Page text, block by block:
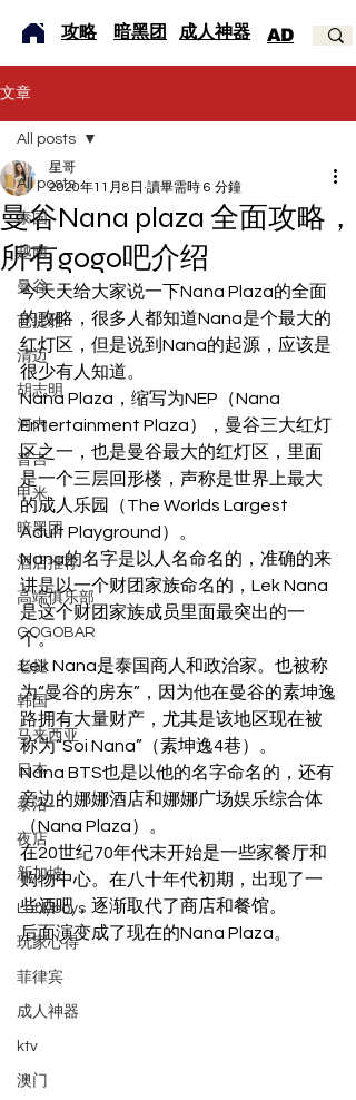
​攻略 暗黑团 成人神器 AD
文章
All posts
泰国
越南
曼谷
芭提雅
清迈
胡志明
河内
普吉
甲米
暗黑团
酒店推荐
高端俱乐部
GOGOBAR
老挝
韩国
马来西亚
日本
泰浴
夜店
新加坡
Ladyboys
玩家心得
菲律宾
成人神器
ktv
澳门
All posts
曼谷Nana plaza 全面攻略，
所有gogo吧介绍
星哥
2020年11月8日 讀畢需時 6 分鐘
今天天给大家说一下Nana Plaza的全面
的攻略，很多人都知道Nana是个最大的
红灯区，但是说到Nana的起源，应该是
很少有人知道。
Nana Plaza，缩写为NEP（Nana
Entertainment Plaza），曼谷三大红灯
区之一，也是曼谷最大的红灯区，里面
是一个三层回形楼，声称是世界上最大
的成人乐园（The Worlds Largest
Adult Playground）。
Nana的名字是以人名命名的，准确的来
讲是以一个财团家族命名的，Lek Nana
是这个财团家族成员里面最突出的一
个。
Lek Nana是泰国商人和政治家。也被称
为“曼谷的房东”，因为他在曼谷的素坤逸
路拥有大量财产，尤其是该地区现在被
称为“Soi Nana”（素坤逸4巷）。
Nana BTS也是以他的名字命名的，还有
旁边的娜娜酒店和娜娜广场娱乐综合体
（Nana Plaza）。
在20世纪70年代末开始是一些家餐厅和
购物中心。在八十年代初期，出现了一
些酒吧，逐渐取代了商店和餐馆。
后面演变成了现在的Nana Plaza。